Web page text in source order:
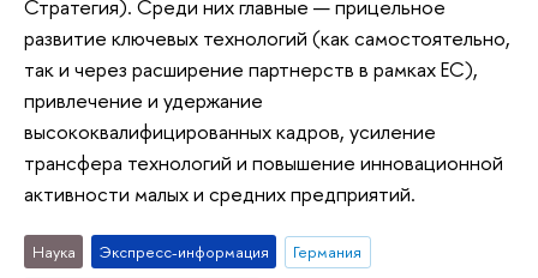
Стратегия). Среди них главные — прицельное
развитие ключевых технологий (как самостоятельно,
так и через расширение партнерств в рамках ЕС),
привлечение и удержание
высококвалифицированных кадров, усиление
трансфера технологий и повышение инновационной
активности малых и средних предприятий.
Наука Экспресс-информация
Германия